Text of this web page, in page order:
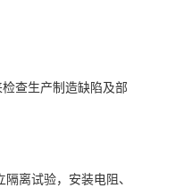
查生产制造缺陷及部
离试验，安装电阻、